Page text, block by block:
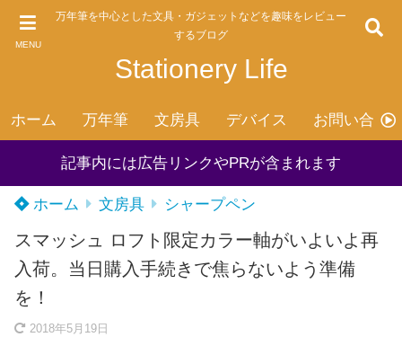
MENU
万年筆を中心とした文具・ガジェットなどを趣味をレビュー
するブログ
Stationery Life
ホーム 万年筆 文房具 デバイス お問い合わ
記事内には広告リンクやPRが含まれます
ホーム 文房具 シャープペン
スマッシュ ロフト限定カラー軸がいよいよ再
入荷。当日購入手続きで焦らないよう準備
を！
2018年5月19日